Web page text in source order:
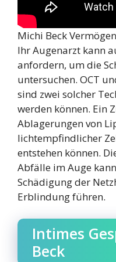
Michi Beck Vermögen
Ihr Augenarzt kann
anfordern, um die
untersuchen. OCT
sind zwei solcher
werden können. Ein
Ablagerungen von
lichtempfindlicher
entstehen können.
Abfälle im Auge
Schädigung der
Erblindung führen.
Intimes
Beck